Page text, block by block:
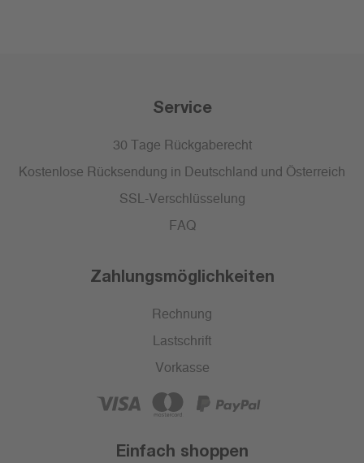
Service
30 Tage Rückgaberecht
Kostenlose Rücksendung in Deutschland und Österreich
SSL-Verschlüsselung
FAQ
Zahlungsmöglichkeiten
Rechnung
Lastschrift
Vorkasse
Einfach shoppen